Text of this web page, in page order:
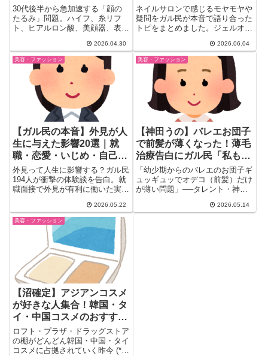
本音
30代後半から急加速する「顔の
たるみ」問題。ハイフ、糸リフ
ト、ヒアルロン酸、美顔器、表情
2026.04.30
い・粉塵リスクをガル民が
語る
ネイルサロンで感じるモヤモヤや
疑問をガル民が本音で語り合った
トピをまとめました。ジェルオフ
題・デザインが注文と違う！など
の体験談から、ジェルネイルの粉
塵が体に悪いのか？という健康リ
スクまで幅広く議論。失敗しない
ネイルサロン選びのコツも必見。
2026.06.04
美容・ファッション
【ガル民の本音】外見が人
生に与えた影響20選｜就
職・恋愛・いじめ・自己肯
定感のリアル
外見って人生に影響する？ガル民
194人が衝撃の体験談を告白。就
職面接で外見が有利に働いた実
代のルッキズムいじめ体験、ダイ
エットで人生が激変した話まで。
30〜50代女性のリアルな声20選
をまとめました。
2026.05.22
美容・ファッション
【神田うの】バレエお団子
で前髪が薄くなった！薄毛
治療告白にガル民「私もし
たい！」女性薄毛のリアル
「幼少期からのバレエのお団子ギ
ュッギュッでオデコ（前髪）だけ
が薄い問題」──タレント・神田
2026.05.14
美容・ファッション
【沼確定】アジアンコスメ
が好きな人集合！韓国・タ
イ・中国コスメのおすすめ
を語り合うガルちゃん民の
本音まとめ
ロフト・プラザ・ドラッグストア
の棚がどんどん韓国・中国・タイ
コスメに占拠されていく昨今 (*